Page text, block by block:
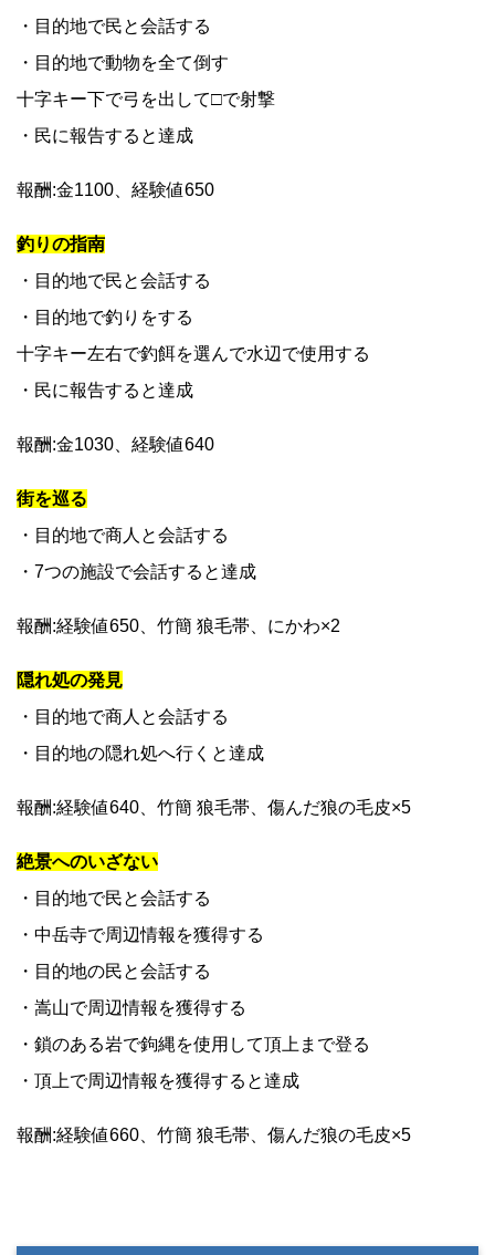
・目的地で民と会話する
・目的地で動物を全て倒す
十字キー下で弓を出して□で射撃
・民に報告すると達成
報酬:金1100、経験値650
釣りの指南
・目的地で民と会話する
・目的地で釣りをする
十字キー左右で釣餌を選んで水辺で使用する
・民に報告すると達成
報酬:金1030、経験値640
街を巡る
・目的地で商人と会話する
・7つの施設で会話すると達成
報酬:経験値650、竹簡 狼毛帯、にかわ×2
隠れ処の発見
・目的地で商人と会話する
・目的地の隠れ処へ行くと達成
報酬:経験値640、竹簡 狼毛帯、傷んだ狼の毛皮×5
絶景へのいざない
・目的地で民と会話する
・中岳寺で周辺情報を獲得する
・目的地の民と会話する
・嵩山で周辺情報を獲得する
・鎖のある岩で鉤縄を使用して頂上まで登る
・頂上で周辺情報を獲得すると達成
報酬:経験値660、竹簡 狼毛帯、傷んだ狼の毛皮×5